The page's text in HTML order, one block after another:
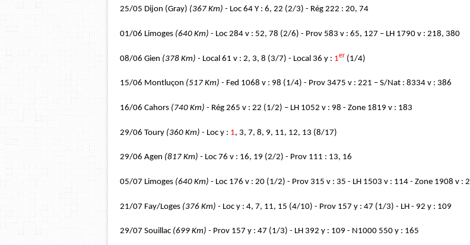
25/05 Dijon (Gray) (367 Km) - Loc 64 Y : 6, 22 (2/3) - Rég 222 : 20, 74
01/06 Limoges (640 Km) - Loc 284 v : 52, 78 (2/6) - Prov 583 v : 65, 127 – LH 1790 v : 218, 380
08/06 Gien (378 Km) - Local 61 v : 2, 3, 8 (3/7) - Local 36 y : 1er (1/4)
15/06 Montluçon (517 Km) - Fed 1068 v : 98 (1/4) - Prov 3475 v : 221 – S/Nat : 8334 v : 386
16/06 Cahors (740 Km) - Rég 265 v : 22 (1/2) – LH 1052 v : 98 - Zone 1819 v : 183
29/06 Toury (360 Km) - Loc y : 1, 3, 7, 8, 9, 11, 12, 13 (8/17)
29/06 Agen (817 Km) - Loc 76 v : 16, 19 (2/2) - Prov 111 : 13, 16
05/07 Limoges (640 Km) - Loc 176 v : 20 (1/2) - Prov 315 v : 35 - LH 1503 v : 114 - Zone 1908 v :
21/07 Fay/Loges (376 Km) - Loc y : 4, 7, 11, 15 (4/10) - Prov 157 y : 47 (1/3) - LH - 92 y : 109
29/07 Souillac (699 Km) - Prov 157 y : 47 (1/3) - LH 392 y : 109 - N1000 550 y : 165